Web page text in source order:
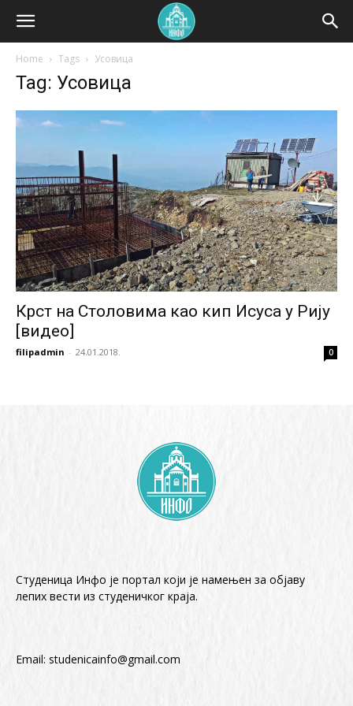
Home Tags Усовица
Tag: Усовица
Крст на Столовима као кип Исуса у Рију
[видео]
filipadmin - 24.01.2018. 0
Студеница Инфо је портал који је намењен за објaву
лепих вести из студеничког краја.
Email: studenicainfo@gmail.com